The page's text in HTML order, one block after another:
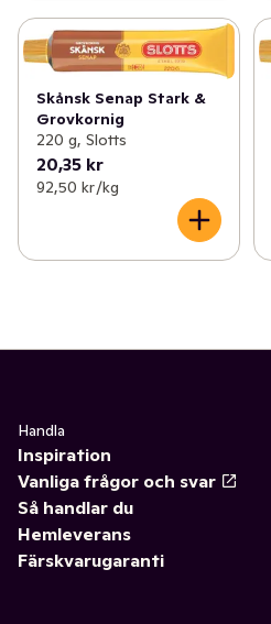
Skånsk Senap Stark &
Grovkornig
220 g, Slotts
20,35 kr
92,50 kr /kg
Handla
Inspiration
Vanliga frågor och svar
Så handlar du
Hemleverans
Färskvarugaranti